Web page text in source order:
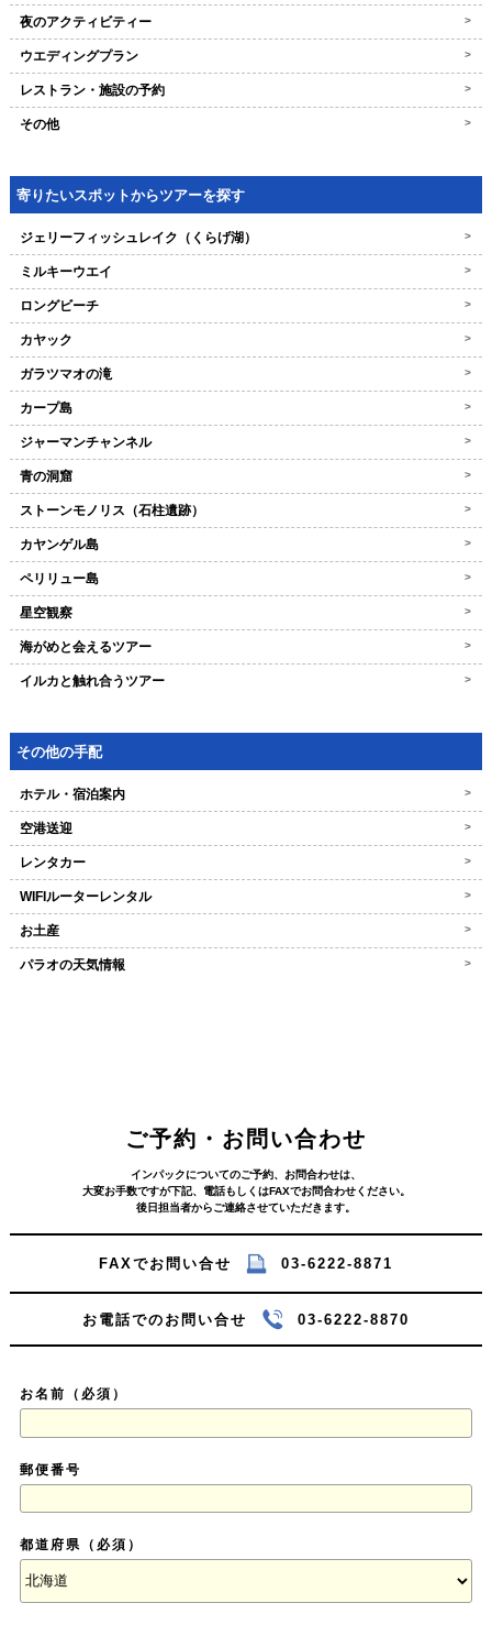
夜のアクティビティー >
ウエディングプラン >
レストラン・施設の予約 >
その他 >
寄りたいスポットからツアーを探す
ジェリーフィッシュレイク（くらげ湖） >
ミルキーウエイ >
ロングビーチ >
カヤック >
ガラツマオの滝 >
カープ島 >
ジャーマンチャンネル >
青の洞窟 >
ストーンモノリス（石柱遺跡） >
カヤンゲル島 >
ペリリュー島 >
星空観察 >
海がめと会えるツアー >
イルカと触れ合うツアー >
その他の手配
ホテル・宿泊案内 >
空港送迎 >
レンタカー >
WIFIルーターレンタル >
お土産 >
パラオの天気情報 >
ご予約・お問い合わせ
インパックについてのご予約、お問合わせは、
大変お手数ですが下記、電話もしくはFAXでお問合わせください。
後日担当者からご連絡させていただきます。
FAXでお問い合せ 03-6222-8871
お電話でのお問い合せ 03-6222-8870
お名前（必須）
郵便番号
都道府県（必須）